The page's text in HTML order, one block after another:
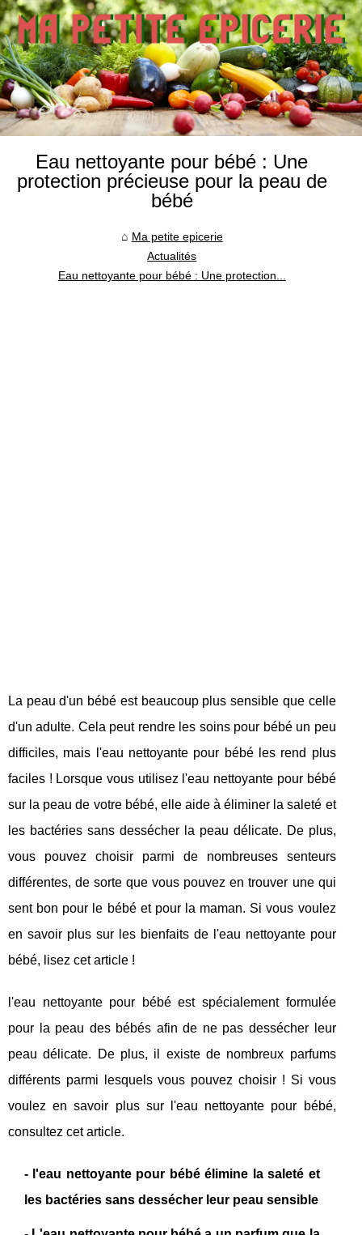
Eau nettoyante pour bébé : Une
protection précieuse pour la peau de
bébé
Ma petite epicerie
Actualités
Eau nettoyante pour bébé : Une protection...
La peau d'un bébé est beaucoup plus sensible que celle
d'un adulte. Cela peut rendre les soins pour bébé un peu
difficiles, mais l'eau nettoyante pour bébé les rend plus
faciles ! Lorsque vous utilisez l'eau nettoyante pour bébé
sur la peau de votre bébé, elle aide à éliminer la saleté et
les bactéries sans dessécher la peau délicate. De plus,
vous pouvez choisir parmi de nombreuses senteurs
différentes, de sorte que vous pouvez en trouver une qui
sent bon pour le bébé et pour la maman. Si vous voulez
en savoir plus sur les bienfaits de l'eau nettoyante pour
bébé, lisez cet article !
l'eau nettoyante pour bébé est spécialement formulée
pour la peau des bébés afin de ne pas dessécher leur
peau délicate. De plus, il existe de nombreux parfums
différents parmi lesquels vous pouvez choisir ! Si vous
voulez en savoir plus sur l'eau nettoyante pour bébé,
consultez cet article.
- l'eau nettoyante pour bébé élimine la saleté et
les bactéries sans dessécher leur peau sensible